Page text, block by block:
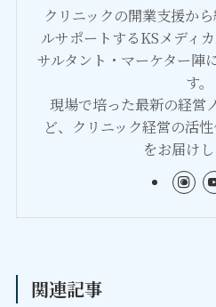
クリニックの開業支援か
ルサポートするKSメディ
サルタント・マーケター陣
す。
現場で培った最新の経営
ど、クリニック経営の活
をお届けし
関連記事